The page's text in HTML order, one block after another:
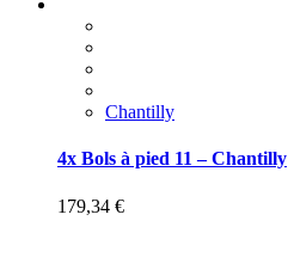
Chantilly
4x Bols à pied 11 – Chantilly
179,34 €